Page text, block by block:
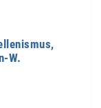
W.